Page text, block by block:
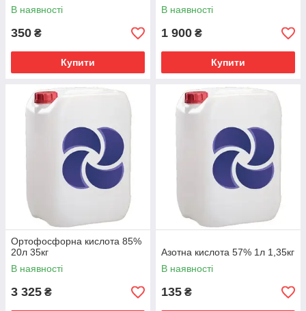
В наявності
350 ₴
Купити
В наявності
1 900 ₴
Купити
Ортофосфорна кислота 85%
20л 35кг
В наявності
3 325 ₴
Азотна кислота 57% 1л 1,35кг
В наявності
135 ₴